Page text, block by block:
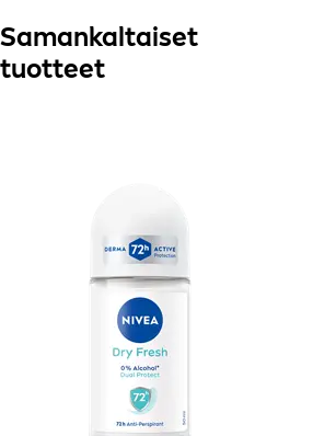
Samankaltaiset
tuotteet